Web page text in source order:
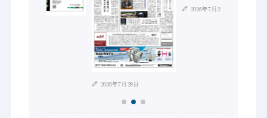
2026年7月28日
2026年7月21日